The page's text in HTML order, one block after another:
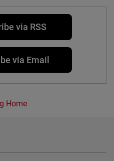
via RSS
via Email
Home